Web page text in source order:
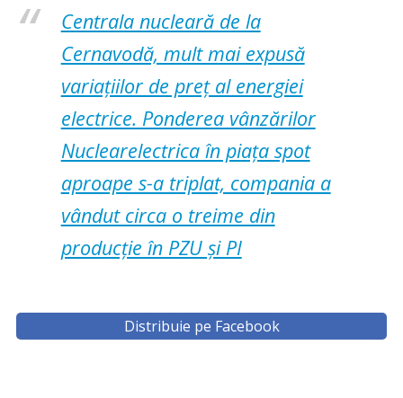
Centrala nucleară de la
Cernavodă, mult mai expusă
variațiilor de preț al energiei
electrice. Ponderea vânzărilor
Nuclearelectrica în piața spot
aproape s-a triplat, compania a
vândut circa o treime din
producție în PZU și PI
Distribuie pe Facebook